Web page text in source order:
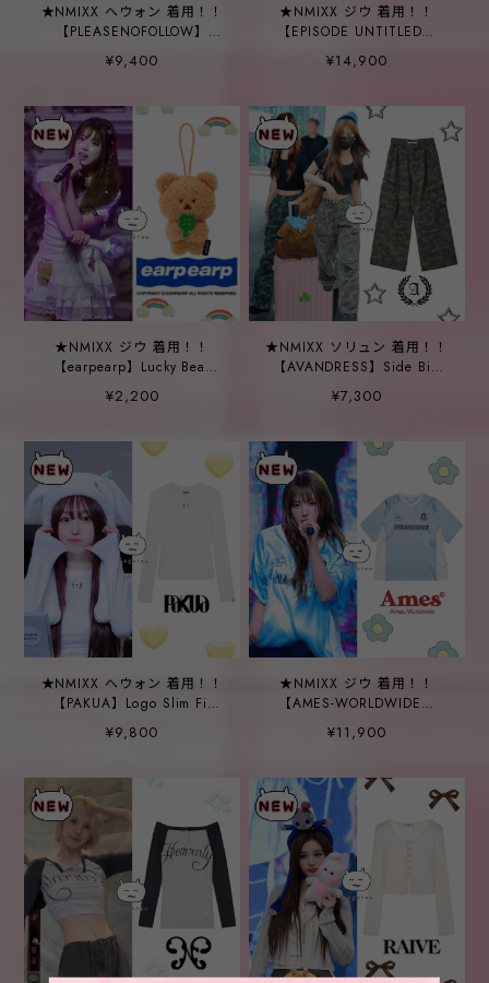
★NMIXX へウォン 着用！！
【PLEASENOFOLLOW】
Megan Patch Long Sleeve
Top (White)
¥9,400
★NMIXX ジウ 着用！！
【EPISODE UNTITLED】
Signature logo hood zip-
up navy
¥14,900
★NMIXX ジウ 着用！！
【earpearp】Lucky Bear
Koby Mini Plush Keyring
¥2,200
★NMIXX ソリュン 着用！！
【AVANDRESS】Side Big
Cargo Pants CAMO
¥7,300
★NMIXX へウォン 着用！！
【PAKUA】Logo Slim Fit
Long Sleeve T-shirt _
White
¥9,800
★NMIXX ジウ 着用！！
【AMES-WORLDWIDE】
[DISNEY] DALMATIANS
FOOTBALL JERSEY BLUE
¥11,900